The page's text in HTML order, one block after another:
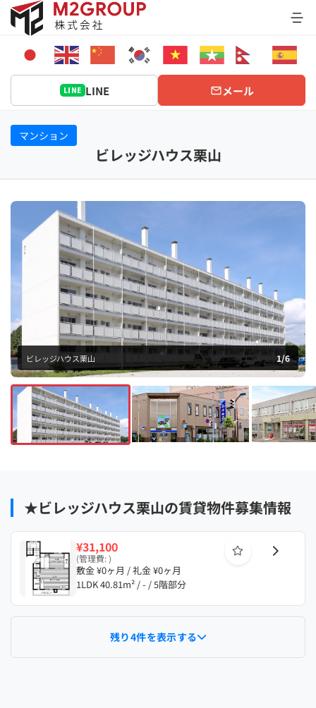
Bỏ
qua
dung
LINE LINE メール
マンション
ビレッジハウス栗山
ビレッジハウス栗山 1/6
★ビレッジハウス栗山の賃貸物件募集情報
¥31,100
(管理費: )
敷金 ¥0ヶ月 / 礼金 ¥0ヶ月
1LDK 40.81m² / - / 5階部分
残り4件を表示する